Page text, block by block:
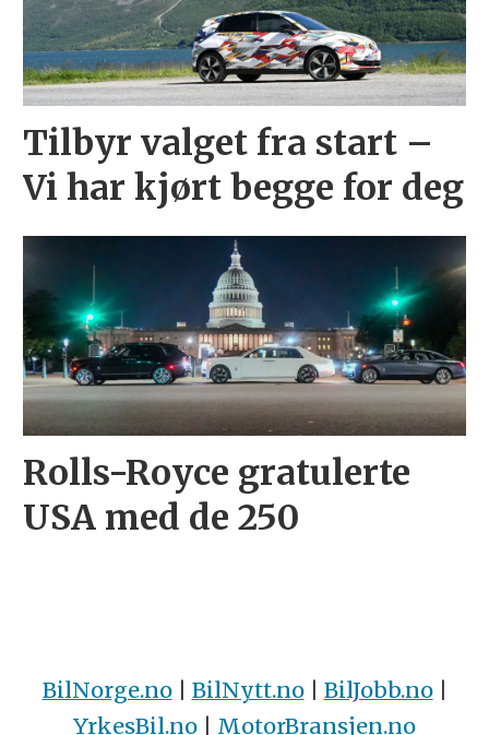
Tilbyr valget fra start –
Vi har kjørt begge for deg
Rolls-Royce gratulerte
USA med de 250
BilNorge.no| BilNytt.no| BilJobb.no|
YrkesBil.no | MotorBransjen.no